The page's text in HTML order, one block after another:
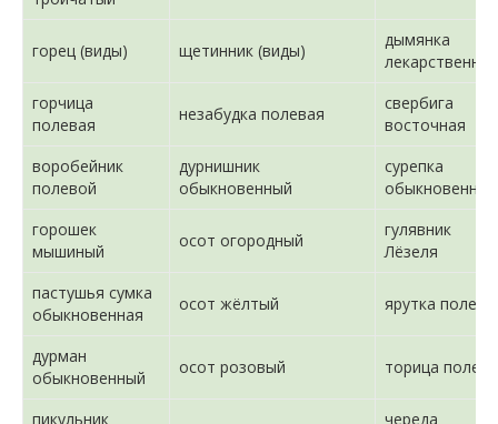
горец (виды) щетинник (виды)
дымянка
лекарственная
горчица
полевая
незабудка полевая
свербига
восточная
воробейник
полевой
дурнишник
обыкновенный
сурепка
обыкновенная
горошек
мышиный
осот огородный
гулявник
Лёзеля
пастушья сумка
обыкновенная
осот жёлтый ярутка
дурман
обыкновенный
осот розовый торица
пикульник
череда